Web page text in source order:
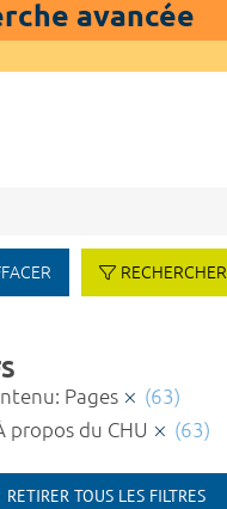
avancée
RECHERCHER
Pages
(63)
propos du CHU
(63)
RETIRER TOUS LES FILTRES